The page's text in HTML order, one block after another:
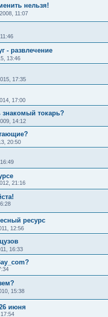
нельзя!
11:07
- развлечение
13:46
17:35
17:00
знакомый токарь?
14:12
20:50
21:16
ресурс
12:56
16:33
15:38
июня